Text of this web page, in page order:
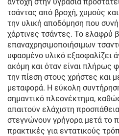
τσάντας από βροχή, χυμούς
την υλική αποδόμηση που
χάρτινες τσάντες. Το ελαφρύ
επαναχρησιμοποιήσιμων
υφασμένο υλικό εξασφαλίζει
ακόμη και όταν είναι πλήρως
την πίεση στους χρήστες και
μεταφορά. Η εύκολη
σημαντικό πλεονέκτημα,
απαιτούν ελάχιστη
στεγνώνουν γρήγορα μετά το
πρακτικές για εντατικούς